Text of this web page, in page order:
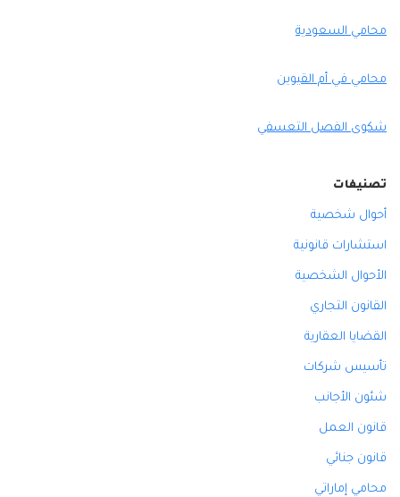
محامي السعودية
محامي في أم القيوين
شكوى الفصل التعسفي
تصنيفات
أحوال شخصية
استشارات قانونية
الأحوال الشخصية
القانون التجاري
القضايا العقارية
تأسيس شركات
شئون الأجانب
قانون العمل
قانون جنائي
محامي إماراتي